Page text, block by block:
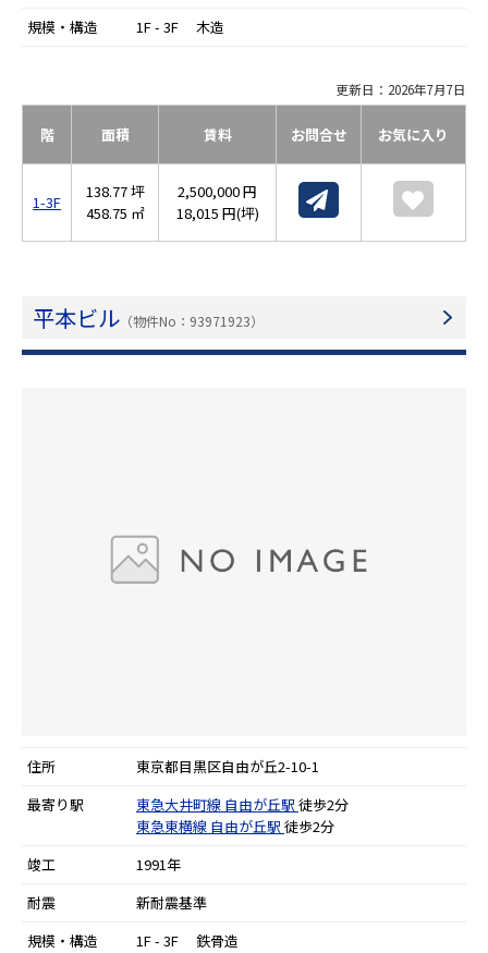
規模・構造
1F - 3F 木造
更新日：2026年7月7日
階 面積 賃料 お問合せ お気に入り
1-3F
138.77 坪
458.75 ㎡
2,500,000 円
18,015 円(坪)
平本ビル （物件No：93971923）
住所
東京都目黒区自由が丘2-10-1
最寄り駅
東急大井町線 自由が丘駅 徒歩2分
東急東横線 自由が丘駅 徒歩2分
竣工
1991年
耐震
新耐震基準
規模・構造
1F - 3F 鉄骨造